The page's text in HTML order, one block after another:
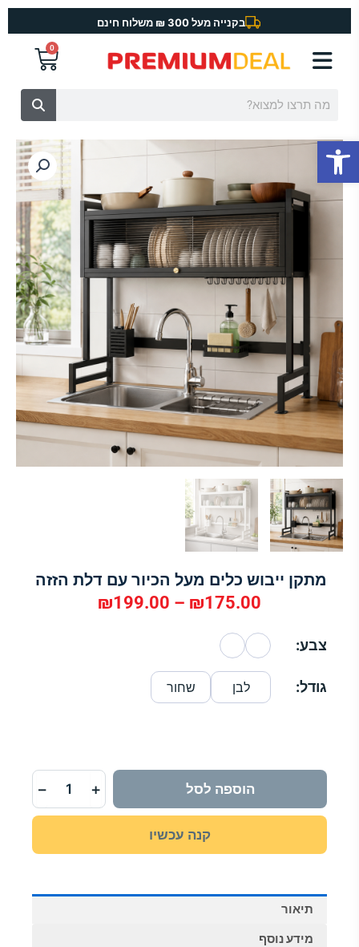
פתח סרגל נגישות
דילוג
בקנייה מעל 300 ₪ משלוח חינם
0
עגלת
קניות
חיפוש
מתקן ייבוש כלים מעל הכיור עם דלת הזזה
₪175.00
–
₪199.00
צבע:
גודל: לבן שחור
−
הכיור
הזזה
+ הוספה לסל
קנה עכשיו
תיאור
מידע נוסף